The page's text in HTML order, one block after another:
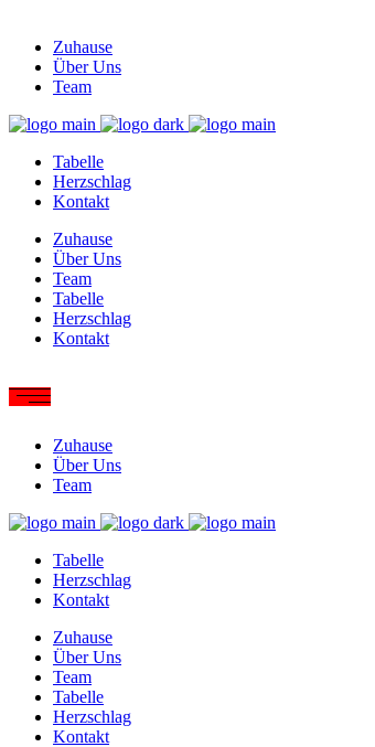
Zuhause
Über Uns
Team
Tabelle
Herzschlag
Kontakt
Zuhause
Über Uns
Team
Tabelle
Herzschlag
Kontakt
Zuhause
Über Uns
Team
Tabelle
Herzschlag
Kontakt
Zuhause
Über Uns
Team
Tabelle
Herzschlag
Kontakt